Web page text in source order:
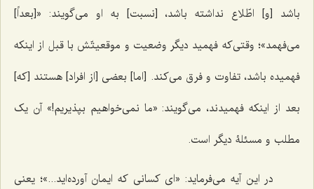
باشد [و] اطّلاع نداشته باشد، [نسبت] به او می‌گویند: «[بعداً]
می‌فهمد»؛ وقتی‌که فهمید دیگر وضعیت و موقعیتّش با قبل از اینکه
فهمیده باشد، تفاوت و فرق می‌کند. [اما] بعضی [از افراد] هستند ‍[که]
بعد از اینکه فهمیدند، می‌گویند: «ما نمی‌خواهیم بپذیریم!» آن یک
مطلب و مسئلۀ دیگر است.
در این آیه می‌فرماید: «ای کسانی که ایمان آورده‌اید...»؛ یعنی